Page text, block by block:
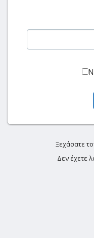
Ξεχάσατε
Δεν έχετε